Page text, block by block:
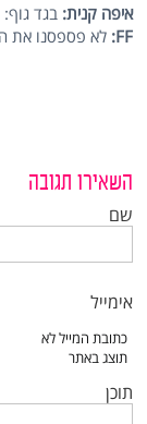
איפה קנית: בגד גוף: Alo Yoga, ג'ינס ונעליים: זארה, תיק: ז'אקמוס
FF
: לא פספסנו את
השאירו תגובה
שם
אימייל
תוכן